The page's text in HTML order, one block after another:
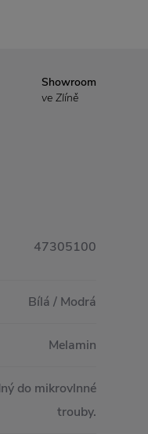
Showroom
ve Zlíně
47305100
Bílá / Modrá
Melamin
do mikrovlnné
trouby.